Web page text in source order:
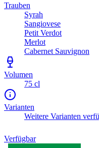
Trauben
Syrah
Sangiovese
Petit Verdot
Merlot
Cabernet Sauvignon
Volumen
75 cl
Varianten
Weitere Varianten
Verfügbar